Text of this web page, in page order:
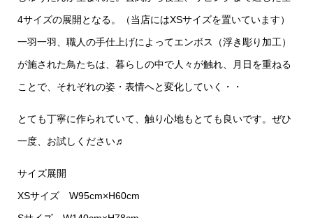
4サイズの展開となる。（当店にはXSサイズを置いています）
一羽一羽、職人の手仕上げによってエンボス（浮き彫り加工）
が施された鳥たちは、暮らしの中で人々が触れ、月日を重ねる
ことで、それぞれの姿・表情へと変化していく・・
とても丁寧に作られていて、触り心地もとても良いです。ぜひ
一度、お試しください♬
サイズ展開
XSサイズ W95cm×H60cm